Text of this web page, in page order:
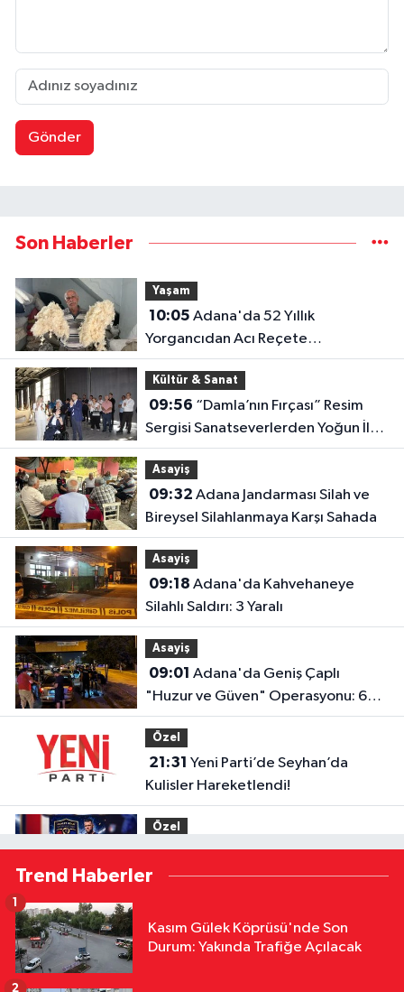
Gönder
Son Haberler
Yaşam
10:05
Yorgancıdan Acı Reçete
"Mesleğimiz Yok Olma Noktasına
Geldi"
Kültür & Sanat
09:56
Sergisi Sanatseverlerden Yoğun İlgi
Gördü
Asayiş
09:32
Bireysel Silahlanmaya Karşı Sahada
Asayiş
09:18
Silahlı Saldırı: 3 Yaralı
Asayiş
09:01
"Huzur ve Güven" Operasyonu: 62
Şüpheli Yakalandı, Milyonlarca Lira
Cezai İşlem Uygulandı
Özel
21:31
Kulisler Hareketlendi!
Özel
20:51Adaletgücü'nde Yusuf Yürek
İle Yola Devam
20:44Büyük Dikili'de Çöp Tepkisi:
Trend Haberler
Kasım Gülek Köprüsü'nde Son
Durum: Yakında Trafiğe Açılacak
1
2